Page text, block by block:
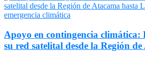
Apoyo en contingencia climática:
su red satelital desde la Región